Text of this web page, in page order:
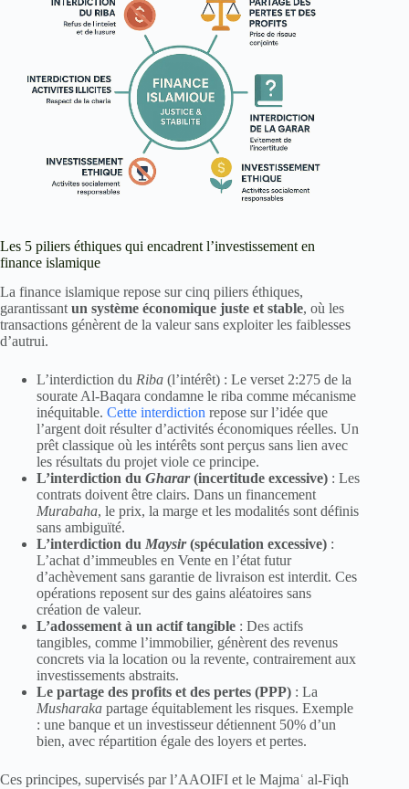
Les 5 piliers éthiques qui encadrent l’investissement en
finance islamique
La finance islamique repose sur cinq piliers éthiques,
garantissantun système économique juste et stable, où les
transactions génèrent de la valeur sans exploiter les faiblesses
d’autrui.
L’interdiction du Riba (l’intérêt) : Le verset 2:275 de la
sourate Al-Baqara condamne le riba comme mécanisme
inéquitable. Cette interdiction repose sur l’idée que
l’argent doit résulter d’activités économiques réelles. Un
prêt classique où les intérêts sont perçus sans lien avec
les résultats du projet viole ce principe.
L’interdiction du Gharar(incertitude excessive) : Les
contrats doivent être clairs. Dans un financement
Murabaha, le prix, la marge et les modalités sont définis
sans ambiguïté.
L’interdiction du Maysir(spéculation excessive) :
L’achat d’immeubles en Vente en l’état futur
d’achèvement sans garantie de livraison est interdit. Ces
opérations reposent sur des gains aléatoires sans
création de valeur.
L’adossement à un actif tangible : Des actifs
tangibles, comme l’immobilier, génèrent des revenus
concrets via la location ou la revente, contrairement aux
investissements abstraits.
Le partage des profits et des pertes (PPP) : La
Musharaka partage équitablement les risques. Exemple
: une banque et un investisseur détiennent 50% d’un
bien, avec répartition égale des loyers et pertes.
Ces principes, supervisés par l’AAOIFI et le Majmaʿ al-Fiqh